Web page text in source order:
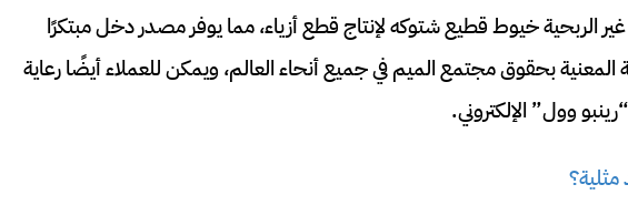
الربحية خيوط قطيع شتوكه لإنتاج قطع أزياء، مما يوفر مصدر دخل مبتكرًا
بحقوق مجتمع الميم في جميع أنحاء العالم، ويمكن للعملاء أيضًا رعاية
وول” الإلكتروني.